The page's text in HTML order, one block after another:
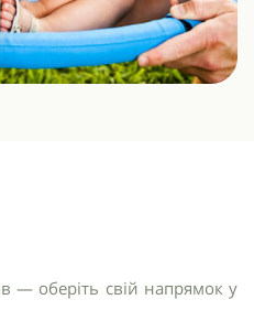
— оберіть свій напрямок у